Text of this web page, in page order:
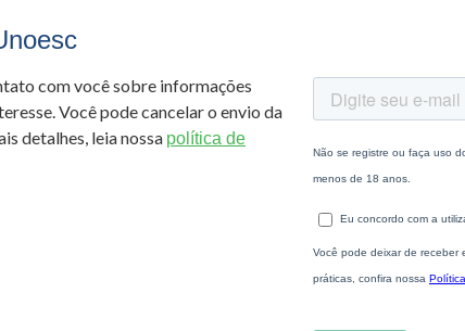
com você sobre informações
Você pode cancelar o envio da
detalhes, leia nossa política de